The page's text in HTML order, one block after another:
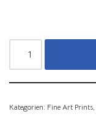
Kategorien: Fine Art Prints,